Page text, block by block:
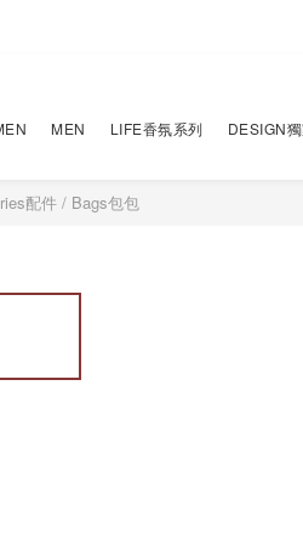
MEN LIFE香氛系列 DESIGN
配件 / Bags包包